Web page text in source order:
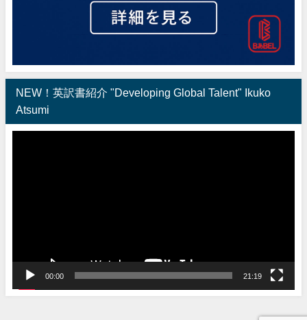
NEW！英訳書紹介 "Developing Global Talent" Ikuko
Atsumi
00:00 21:19